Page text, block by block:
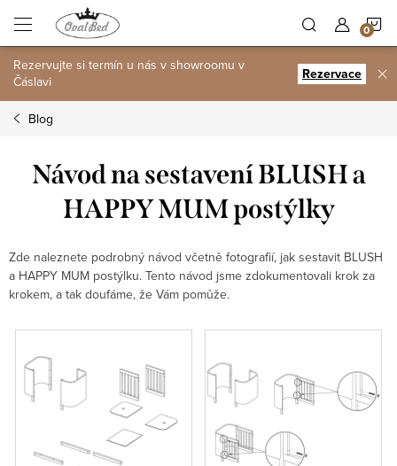
obsah
Rezervujte si termín u nás v showroomu v
Čáslavi
Rezervace
Blog
Návod na sestavení BLUSH a
HAPPY MUM postýlky
Zde naleznete podrobný návod včetně fotografií, jak sestavit BLUSH
a HAPPY MUM postýlku. Tento návod jsme zdokumentovali krok za
krokem, a tak doufáme, že Vám pomůže.